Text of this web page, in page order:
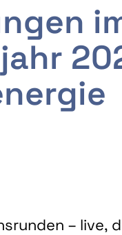
– live,